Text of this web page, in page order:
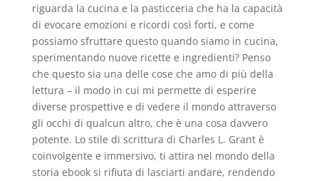
riguarda la cucina e la pasticceria che ha la capacità
di evocare emozioni e ricordi così forti, e come
possiamo sfruttare questo quando siamo in cucina,
sperimentando nuove ricette e ingredienti? Penso
che questo sia una delle cose che amo di più della
lettura – il modo in cui mi permette di esperire
diverse prospettive e di vedere il mondo attraverso
gli occhi di qualcun altro, che è una cosa davvero
potente. Lo stile di scrittura di Charles L. Grant è
coinvolgente e immersivo, ti attira nel mondo della
storia ebook si rifiuta di lasciarti andare, rendendo